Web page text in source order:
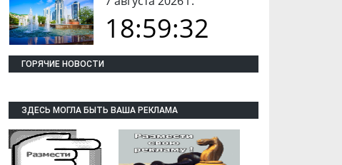
18:59:33
ГОРЯЧИЕ НОВОСТИ
ЗДЕСЬ МОГЛА БЫТЬ ВАША РЕКЛАМА